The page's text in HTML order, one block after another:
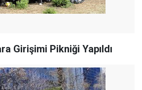
Girişimi Pikniği Yapıldı